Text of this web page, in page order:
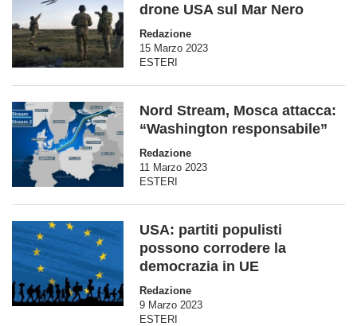
drone USA sul Mar Nero
Redazione
15 Marzo 2023
ESTERI
Nord Stream, Mosca attacca:
“Washington responsabile”
Redazione
11 Marzo 2023
ESTERI
USA: partiti populisti
possono corrodere la
democrazia in UE
Redazione
9 Marzo 2023
ESTERI